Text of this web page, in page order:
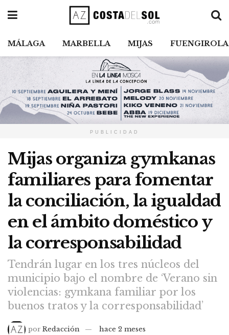
MÁLAGA MARBELLA MIJAS FUENGIROLA
PUBLICIDAD
Mijas organiza gymkanas
familiares para fomentar
la conciliación, la igualdad
en el ámbito doméstico y
la corresponsabilidad
Tendrán lugar en los tres núcleos del
municipio bajo el nombre de ‘Verano sin
violencias: gymkana familiar por los
buenos tratos y la corresponsabilidad’
por Redacción
hace 2 meses